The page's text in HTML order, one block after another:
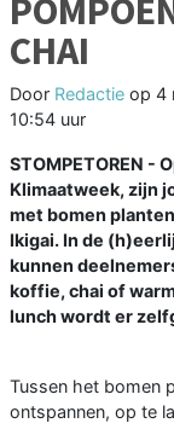
CHAI
Door Redactie op 4
10:54 uur
STOMPETOREN -
Klimaatweek, zijn
met bomen
Ikigai. In de
kunnen
koffie, chai of
lunch wordt er
Tussen het bomen
ontspannen, op te